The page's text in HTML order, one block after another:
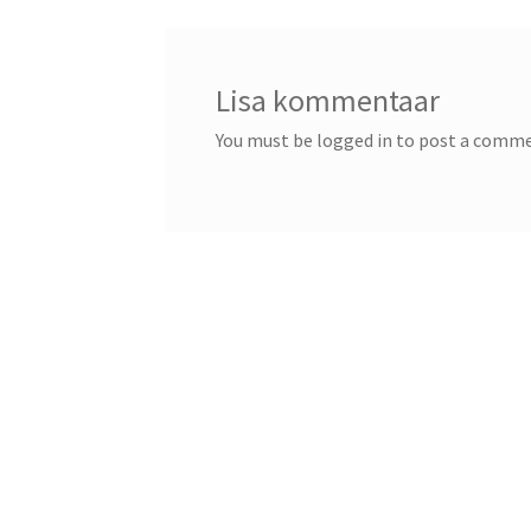
Lisa kommentaar
You must be logged in to post a